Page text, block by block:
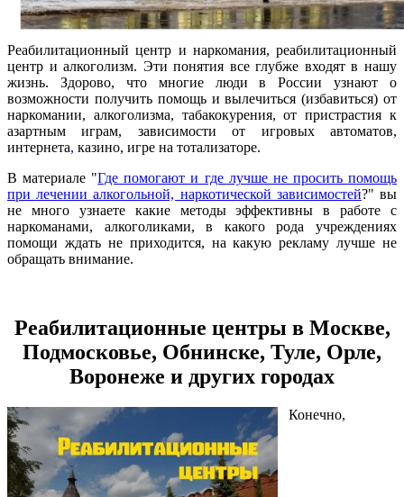
Реабилитационный центр и наркомания, реабилитационный
центр и алкоголизм. Эти понятия все глубже входят в нашу
жизнь. Здорово, что многие люди в России узнают о
возможности получить помощь и вылечиться (избавиться) от
наркомании, алкоголизма, табакокурения, от пристрастия к
азартным играм, зависимости от игровых автоматов,
интернета, казино, игре на тотализаторе.
В материале "Где помогают и где лучше не просить помощь
при лечении алкогольной, наркотической зависимостей?" вы
не много узнаете какие методы эффективны в работе с
наркоманами, алкоголиками, в какого рода учреждениях
помощи ждать не приходится, на какую рекламу лучше не
обращать внимание.
Реабилитационные центры в Москве,
Подмосковье, Обнинске, Туле, Орле,
Воронеже и других городах
Конечно,